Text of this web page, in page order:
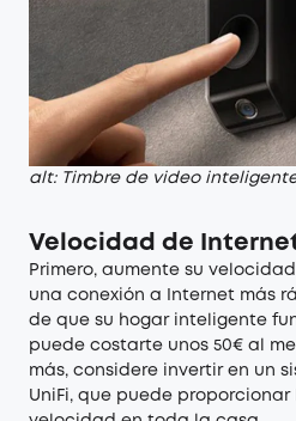
alt: Timbre de video
Velocidad de
Primero, aumente su
una conexión a Internet más
de que su hogar inteligente
puede costarte unos 50€ al
más, considere invertir en un
UniFi, que puede